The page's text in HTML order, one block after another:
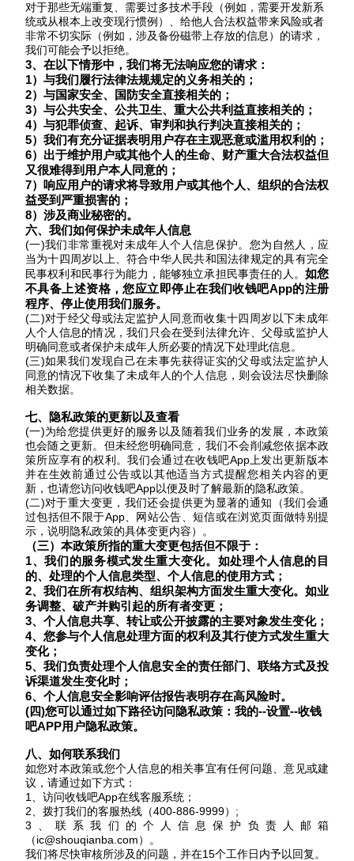
对于那些无端重复、需要过多技术手段（例如，需要开发新系
统或从根本上改变现行惯例）、给他人合法权益带来风险或者
非常不切实际（例如，涉及备份磁带上存放的信息）的请求，
我们可能会予以拒绝。
3、在以下情形中，我们将无法响应您的请求：
1）与我们履行法律法规规定的义务相关的；
2）与国家安全、国防安全直接相关的；
3）与公共安全、公共卫生、重大公共利益直接相关的；
4）与犯罪侦查、起诉、审判和执行判决直接相关的；
5）我们有充分证据表明用户存在主观恶意或滥用权利的；
6）出于维护用户或其他个人的生命、财产重大合法权益但
又很难得到用户本人同意的；
7）响应用户的请求将导致用户或其他个人、组织的合法权
益受到严重损害的；
8）涉及商业秘密的。
六、我们如何保护未成年人信息
(一)我们非常重视对未成年人个人信息保护。您为自然人，应
当为十四周岁以上、符合中华人民共和国法律规定的具有完全
民事权利和民事行为能力，能够独立承担民事责任的人。 如您
不具备上述资格，您应立即停止在我们收钱吧App的注册
程序、停止使用我们服务。
(二)对于经父母或法定监护人同意而收集十四周岁以下未成年
人个人信息的情况，我们只会在受到法律允许、父母或监护人
明确同意或者保护未成年人所必要的情况下处理此信息。
(三)如果我们发现自己在未事先获得证实的父母或法定监护人
同意的情况下收集了未成年人的个人信息，则会设法尽快删除
相关数据。
七、 隐私政策的更新以及查看
(一)为给您提供更好的服务以及随着我们业务的发展，本政策
也会随之更新。但未经您明确同意，我们不会削减您依据本政
策所应享有的权利。我们会通过在收钱吧App上发出更新版本
并在生效前通过公告或以其他适当方式提醒您相关内容的更
新，也请您访问收钱吧App以便及时了解最新的隐私政策。
(二)对于重大变更，我们还会提供更为显著的通知（我们会通
过包括但不限于App、网站公告、短信或在浏览页面做特别提
示，说明隐私政策的具体变更内容）。
（三）本政策所指的重大变更包括但不限于：
1、我们的服务模式发生重大变化。如处理个人信息的目
的、处理的个人信息类型、个人信息的使用方式；
2、我们在所有权结构、组织架构方面发生重大变化。如业
务调整、破产并购引起的所有者变更；
3、个人信息共享、转让或公开披露的主要对象发生变化；
4、您参与个人信息处理方面的权利及其行使方式发生重大
变化；
5、我们负责处理个人信息安全的责任部门、联络方式及投
诉渠道发生变化时；
6、个人信息安全影响评估报告表明存在高风险时。
(四)您可以通过如下路径访问隐私政策： 我的--设置--收钱
吧APP用户隐私政策。
八、如何联系我们
如您对本政策或您个人信息的相关事宜有任何问题、意见或建
议，请通过如下方式：
1、 访问收钱吧App在线客服系统 ；
2、 拨打我们的客服热线（400-886-9999） ;
3、联系我们的个人信息保护负责人邮箱
（ic@shouqianba.com）。
我们将尽快审核所涉及的问题，并在15个工作日内予以回复。